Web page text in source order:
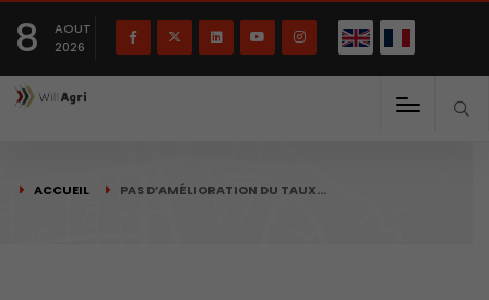
8
AOUT
2026
ACCUEIL PAS D’AMÉLIORATION DU TAUX…
Français English(English)